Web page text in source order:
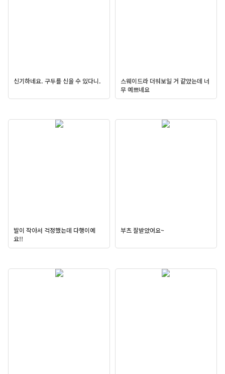
신기하네요. 구두를 신을 수 있다니.
스웨이드라 더워보일 거 같았는데 너
무 예쁘네요
발이 작아서 걱정했는데 다행이예
요!!
부츠 잘받았어요~